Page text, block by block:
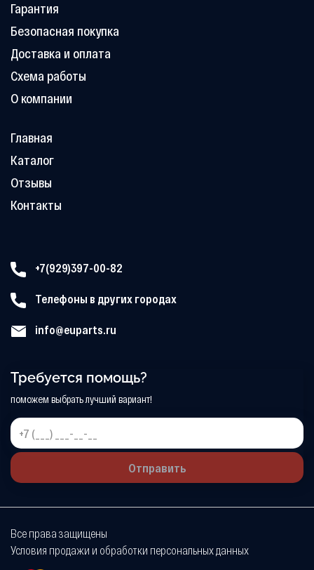
Гарантия
Безопасная покупка
Доставка и оплата
Схема работы
О компании
Главная
Каталог
Отзывы
Контакты
+7(929)397-00-82
Телефоны в других городах
info@euparts.ru
Требуется помощь?
поможем выбрать лучший вариант!
Отправить
Все права защищены
Условия продажи и обработки персональных данных